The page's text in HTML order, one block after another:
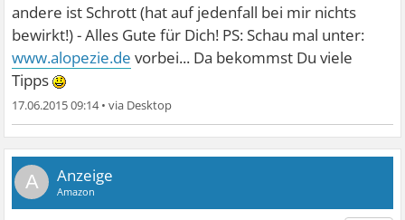
andere ist Schrott (hat auf jedenfall bei mir nichts
bewirkt!) - Alles Gute für Dich! PS: Schau mal unter:
www.alopezie.de vorbei... Da bekommst Du viele
Tipps
17.06.2015 09:14•
A